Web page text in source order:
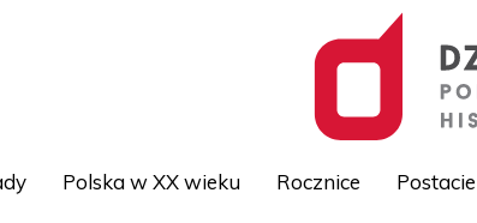
Polska w XX wieku Rocznice Postacie